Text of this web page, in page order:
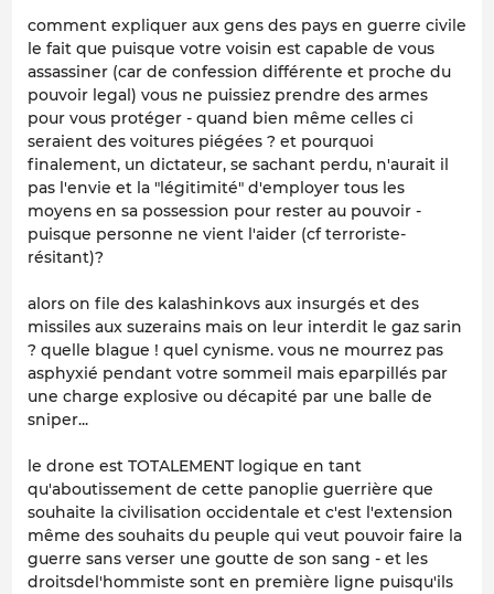
comment expliquer aux gens des pays en guerre civile
le fait que puisque votre voisin est capable de vous
assassiner (car de confession différente et proche du
pouvoir legal) vous ne puissiez prendre des armes
pour vous protéger - quand bien même celles ci
seraient des voitures piégées ? et pourquoi
finalement, un dictateur, se sachant perdu, n'aurait il
pas l'envie et la "légitimité" d'employer tous les
moyens en sa possession pour rester au pouvoir -
puisque personne ne vient l'aider (cf terroriste-
résitant)?
alors on file des kalashinkovs aux insurgés et des
missiles aux suzerains mais on leur interdit le gaz sarin
? quelle blague ! quel cynisme. vous ne mourrez pas
asphyxié pendant votre sommeil mais eparpillés par
une charge explosive ou décapité par une balle de
sniper...
le drone est TOTALEMENT logique en tant
qu'aboutissement de cette panoplie guerrière que
souhaite la civilisation occidentale et c'est l'extension
même des souhaits du peuple qui veut pouvoir faire la
guerre sans verser une goutte de son sang - et les
droitsdel'hommiste sont en première ligne puisqu'ils